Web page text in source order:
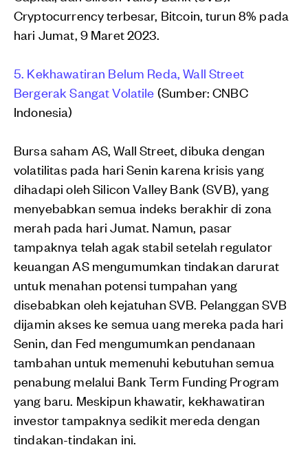
Cryptocurrency terbesar, Bitcoin, turun 8% pada
hari Jumat, 9 Maret 2023.
5. Kekhawatiran Belum Reda, Wall Street
Bergerak Sangat Volatile (Sumber: CNBC
Indonesia)
Bursa saham AS, Wall Street, dibuka dengan
volatilitas pada hari Senin karena krisis yang
dihadapi oleh Silicon Valley Bank (SVB), yang
menyebabkan semua indeks berakhir di zona
merah pada hari Jumat. Namun, pasar
tampaknya telah agak stabil setelah regulator
keuangan AS mengumumkan tindakan darurat
untuk menahan potensi tumpahan yang
disebabkan oleh kejatuhan SVB. Pelanggan SVB
dijamin akses ke semua uang mereka pada hari
Senin, dan Fed mengumumkan pendanaan
tambahan untuk memenuhi kebutuhan semua
penabung melalui Bank Term Funding Program
yang baru. Meskipun khawatir, kekhawatiran
investor tampaknya sedikit mereda dengan
tindakan-tindakan ini.